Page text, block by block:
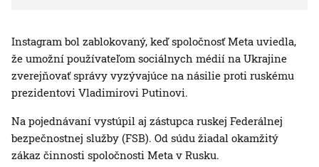
Instagram bol zablokovaný, keď spoločnosť Meta uviedla,
že umožní používateľom sociálnych médií na Ukrajine
zverejňovať správy vyzývajúce na násilie proti ruskému
prezidentovi Vladimirovi Putinovi.
Na pojednávaní vystúpil aj zástupca ruskej Federálnej
bezpečnostnej služby (FSB). Od súdu žiadal okamžitý
zákaz činnosti spoločnosti Meta v Rusku.